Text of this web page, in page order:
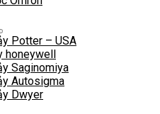
Potter – USA
honeywell
Saginomiya
Autosigma
Dwyer